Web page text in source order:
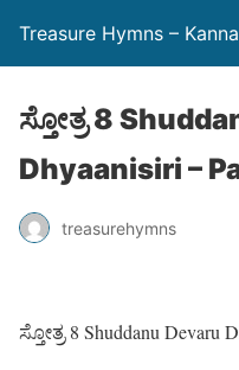
Treasure Hymns –
ಸ್ತೋತ್ರ 8
Dhyaanisiri –
treasurehymns
ಸ್ತೋತ್ರ 8 Shuddanu Devaru